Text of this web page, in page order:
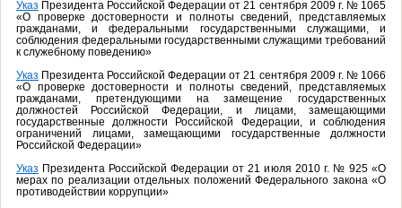
Указ Президента Российской Федерации от 21 сентября 2009 г. № 1065
«О проверке достоверности и полноты сведений, представляемых
гражданами, и федеральными государственными служащими, и
соблюдения федеральными государственными служащими требований
к служебному поведению»
Указ Президента Российской Федерации от 21 сентября 2009 г. № 1066
«О проверке достоверности и полноты сведений, представляемых
гражданами, претендующими на замещение государственных
должностей Российской Федерации, и лицами, замещающими
государственные должности Российской Федерации, и соблюдения
ограничений лицами, замещающими государственные должности
Российской Федерации»
Указ Президента Российской Федерации от 21 июля 2010 г. № 925 «О
мерах по реализации отдельных положений Федерального закона «О
противодействии коррупции»